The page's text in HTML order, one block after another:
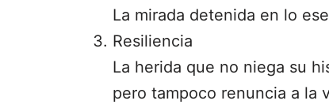
La mirada detenida en lo
Resiliencia
La herida que no niega su
pero tampoco renuncia a la